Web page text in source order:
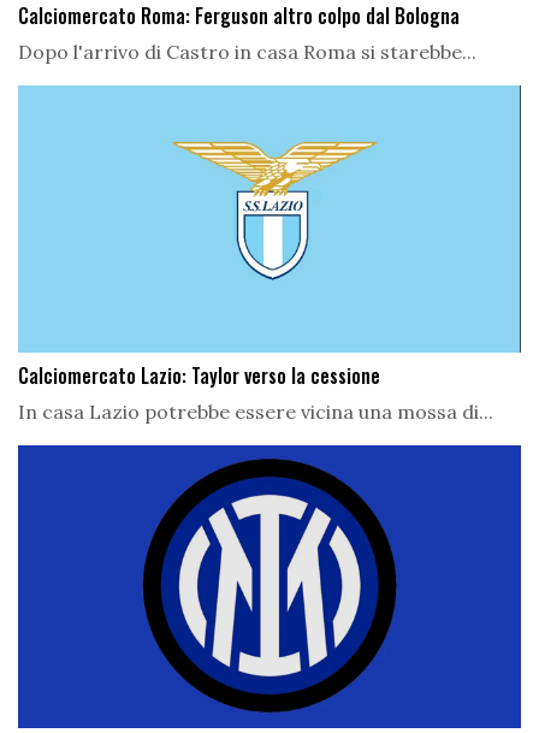
Calciomercato Roma: Ferguson altro colpo dal Bologna
Dopo l'arrivo di Castro in casa Roma si starebbe...
Calciomercato Lazio: Taylor verso la cessione
In casa Lazio potrebbe essere vicina una mossa di...